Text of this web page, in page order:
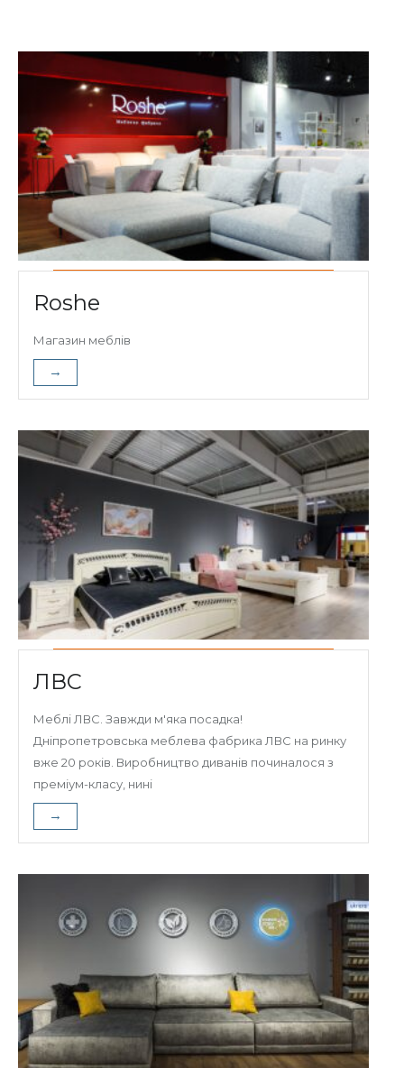
Roshe
Магазин меблів
→
ЛВС
Меблі ЛВС. Завжди м'яка посадка!
Дніпропетровська меблева фабрика ЛВС на ринку
вже 20 років. Виробництво диванів починалося з
преміум-класу, нині
→